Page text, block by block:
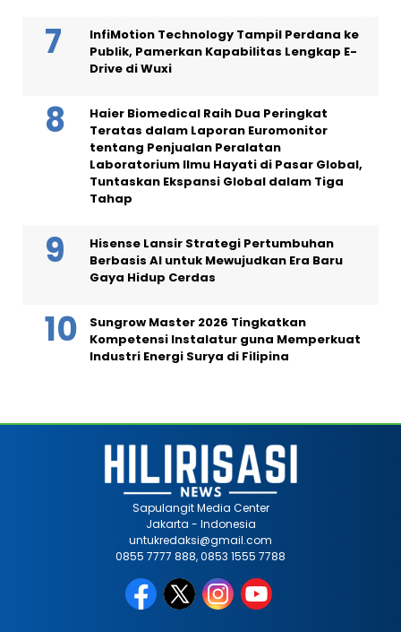
InfiMotion Technology Tampil Perdana ke
Publik, Pamerkan Kapabilitas Lengkap E-
Drive di Wuxi
Haier Biomedical Raih Dua Peringkat
Teratas dalam Laporan Euromonitor
tentang Penjualan Peralatan
Laboratorium Ilmu Hayati di Pasar Global,
Tuntaskan Ekspansi Global dalam Tiga
Tahap
Hisense Lansir Strategi Pertumbuhan
Berbasis AI untuk Mewujudkan Era Baru
Gaya Hidup Cerdas
Sungrow Master 2026 Tingkatkan
Kompetensi Instalatur guna Memperkuat
Industri Energi Surya di Filipina
Sapulangit Media Center
Jakarta - Indonesia
untukredaksi@gmail.com
0855 7777 888, 0853 1555 7788